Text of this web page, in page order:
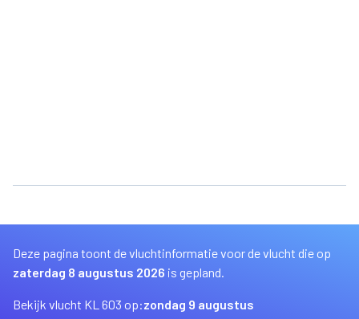
Deze pagina toont de vluchtinformatie voor de vlucht die op
zaterdag 8 augustus 2026 is gepland.
Bekijk vlucht KL 603 op:zondag 9 augustus